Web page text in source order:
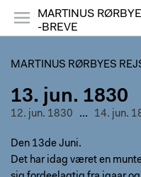
MARTINUS
-BREVE
MARTINUS RØRBYES
13. jun. 1830
12. jun. 1830 ... 14. jun.
Den 13de Juni.
Det har idag været en